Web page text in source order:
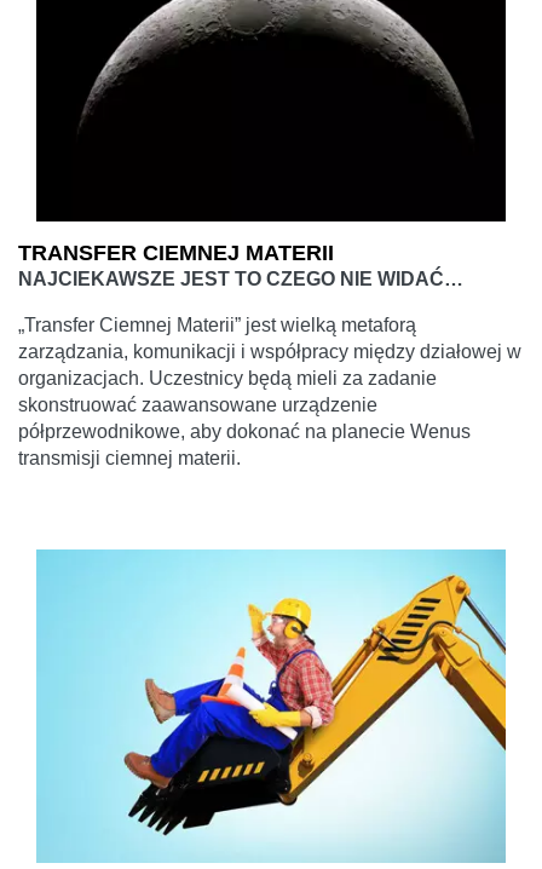
TRANSFER CIEMNEJ MATERII
NAJCIEKAWSZE JEST TO CZEGO NIE WIDAĆ…
„Transfer Ciemnej Materii” jest wielką metaforą
zarządzania, komunikacji i współpracy między działowej w
organizacjach. Uczestnicy będą mieli za zadanie
skonstruować zaawansowane urządzenie
półprzewodnikowe, aby dokonać na planecie Wenus
transmisji ciemnej materii.